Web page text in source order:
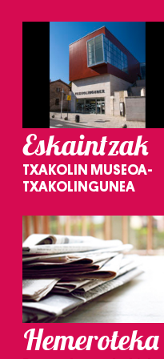
Eskaintzak
TXAKOLIN MUSEOA-
TXAKOLINGUNEA
Hemeroteka